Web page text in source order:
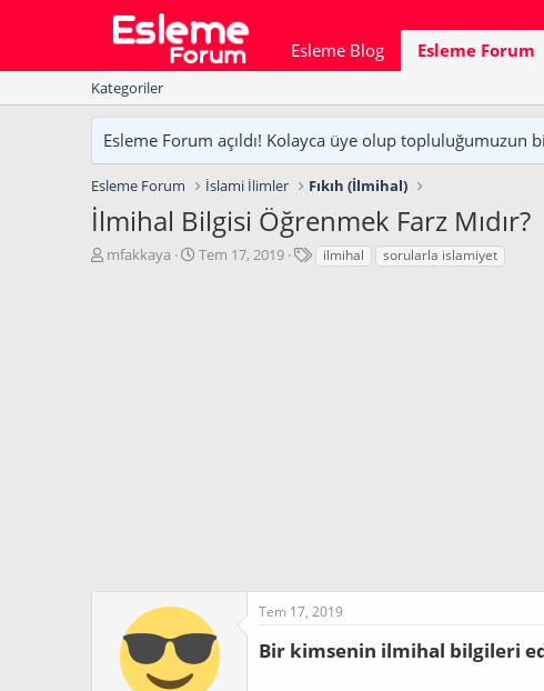
Esleme Blog Esleme Forum
Kategoriler
Esleme Forum açıldı! Kolayca üye olup topluluğumuzun
Esleme Forum İslami İlimler Fıkıh (İlmihal)
İlmihal Bilgisi Öğrenmek Farz Mıdır?
K
mfakkaya
B
Tem 17, 2019
Eilmihal sorularla islamiyet
Tem 17, 2019
Bir kimsenin ilmihal bilgileri